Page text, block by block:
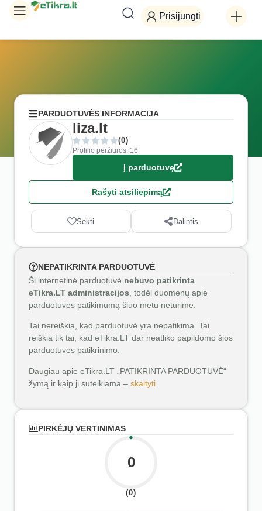
Prisijungti
PARDUOTUVĖS INFORMACIJA
liza.lt
(0)
Profilio peržiūros: 16
Į parduotuvę
Rašyti atsiliepimą
Sekti Dalintis
NEPATIKRINTA PARDUOTUVĖ
Ši internetinė parduotuvė nebuvo patikrinta
eTikra.LT administracijos , todėl duomenų apie
parduotuvės patikimumą šiuo metu neturime.
Tai nereiškia, kad parduotuvė yra nepatikima. Tai
reiškia tik tai, kad eTikra.LT dar neatliko papildomo šios
parduotuvės patikrinimo.
Daugiau apie eTikra.LT „PATIKRINTA PARDUOTUVĖ“
žymą ir kaip ji suteikiama – skaityti
PIRKĖJŲ VERTINIMAS
0
(0)